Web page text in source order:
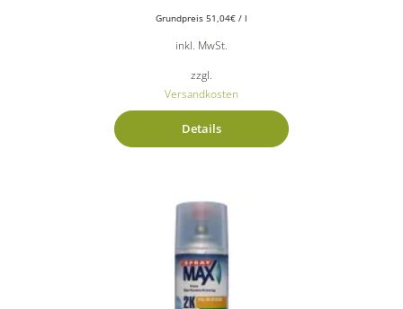
Grundpreis 51,04€ / l
inkl. MwSt.
zzgl.
Versandkosten
Details